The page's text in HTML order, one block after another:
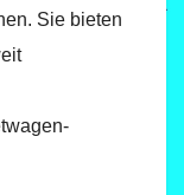
Sie bieten